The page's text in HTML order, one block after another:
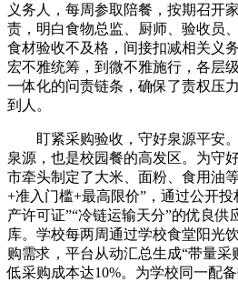
义务人，每周参取陪餐，按期召开
责，明白食物总监、厨师、验收员
食材验收不及格，间接扣减相关义
宏不雅统筹，到微不雅施行，各层
一体化的问责链条，确保了责权压
到人。
盯紧采购验收，守好泉源平安。
泉源，也是校园餐的高发区。为守
市牵头制定了大米、面粉、食用油
+准入门槛+最高限价”，通过公开投
产许可证”“冷链运输天分”的优良供
库。学校每两周通过学校食堂阳光
购需求，平台从动汇总生成“带量采
低采购成本达10%。为学校同一配